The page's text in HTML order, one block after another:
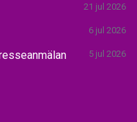
21 jul 2026
6 jul 2026
5 jul 2026